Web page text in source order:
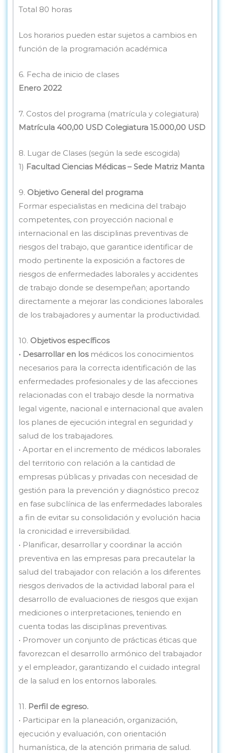
Total 80 horas
Los horarios pueden estar sujetos a cambios en
función de la programación académica
6. Fecha de inicio de clases
Enero 2022
7. Costos del programa (matrícula y colegiatura)
Matrícula 400,00 USD Colegiatura 15.000,00 USD
8. Lugar de Clases (según la sede escogida)
1) Facultad Ciencias Médicas – Sede Matriz Manta
9. Objetivo General del programa
Formar especialistas en medicina del trabajo
competentes, con proyección nacional e
internacional en las disciplinas preventivas de
riesgos del trabajo, que garantice identificar de
modo pertinente la exposición a factores de
riesgos de enfermedades laborales y accidentes
de trabajo donde se desempeñan; aportando
directamente a mejorar las condiciones laborales
de los trabajadores y aumentar la productividad.
10. Objetivos específicos
• Desarrollar en losmédicos los conocimientos
necesarios para la correcta identificación de las
enfermedades profesionales y de las afecciones
relacionadas con el trabajo desde la normativa
legal vigente, nacional e internacional que avalen
los planes de ejecución integral en seguridad y
salud de los trabajadores.
• Aportar en el incremento de médicos laborales
del territorio con relación a la cantidad de
empresas públicas y privadas con necesidad de
gestión para la prevención y diagnóstico precoz
en fase subclínica de las enfermedades laborales
a fin de evitar su consolidación y evolución hacia
la cronicidad e irreversibilidad.
• Planificar, desarrollar y coordinar la acción
preventiva en las empresas para precautelar la
salud del trabajador con relación a los diferentes
riesgos derivados de la actividad laboral para el
desarrollo de evaluaciones de riesgos que exijan
mediciones o interpretaciones, teniendo en
cuenta todas las disciplinas preventivas.
• Promover un conjunto de prácticas éticas que
favorezcan el desarrollo armónico del trabajador
y el empleador, garantizando el cuidado integral
de la salud en los entornos laborales.
11. Perfil de egreso.
• Participar en la planeación, organización,
ejecución y evaluación, con orientación
humanística, de la atención primaria de salud.